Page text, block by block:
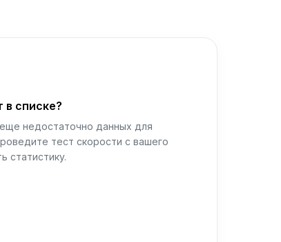
в списке?
недостаточно данных для
тест скорости с вашего
статистику.